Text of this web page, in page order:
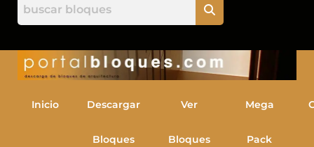
Inicio Descargar
Bloques
Ver
Bloques
Mega
Pack